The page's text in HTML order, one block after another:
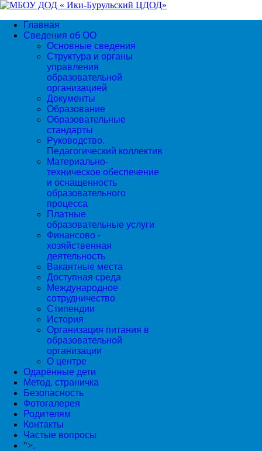
Главная
Сведения об ОО
Основные сведения
Структура и органы
управления
образовательной
организацией
Документы
Образование
Образовательные
стандарты
Руководство.
Педагогический коллектив
Материально-
техническое обеспечение
и оснащенность
образовательного
процесса
Платные
образовательные услуги
Финансово -
хозяйственная
деятельность
Вакантные места
Доступная среда
Международное
сотрудничество
Стипендии
История
Организация питания в
образовательной
организации
О центре
Одарённые дети
Метод. страничка
Безопасность
Фотогалерея
Родителям
Контакты
Частые вопросы
">.